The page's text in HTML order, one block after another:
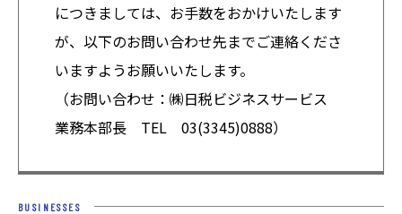
につきましては、お手数をおかけいたします
が、以下のお問い合わせ先までご連絡くださ
いますようお願いいたします。
（お問い合わせ：㈱日税ビジネスサービス
業務本部長 TEL 03(3345)0888）
BUSINESSES